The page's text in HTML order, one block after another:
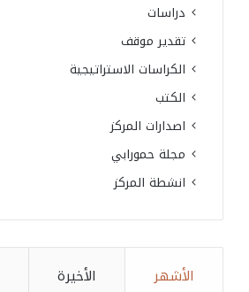
دراسات
تقدير موقف
الكراسات الاستراتيجية
الكتب
اصدارات المركز
مجلة حمورابي
انشطة المركز
الأشهر الأخيرة